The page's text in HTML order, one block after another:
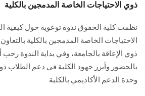
سجل الان
ذوي الاحتياجات الخاصة المدمجين بالكلية
نظمت كلية الحقوق ندوة توعوية حول كيفية
الاحتياجات الخاصة المدمجين بالكلية
ذوي الإعاقة بالجامعة، وفي بداية الندوة
بالحضور وأبرز جهود الكلية في دعم الطلاب
وحدة الدعم الأكاديمي بالكلية